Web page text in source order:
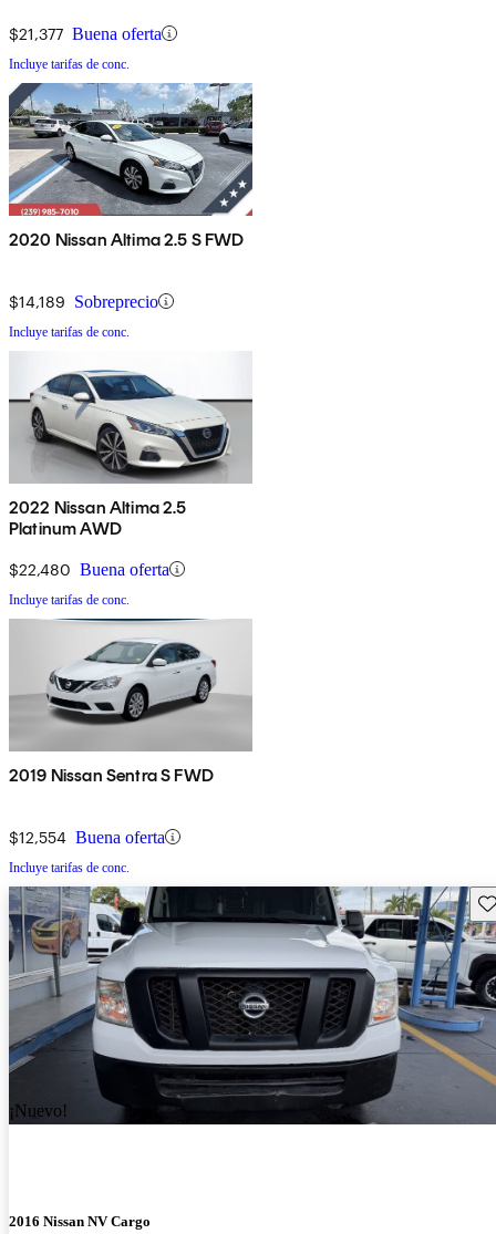
$21,377 Buena oferta
Incluye tarifas de conc.
2020 Nissan Altima 2.5 S FWD
$14,189 Sobreprecio
Incluye tarifas de conc.
2022 Nissan Altima 2.5
Platinum AWD
$22,480 Buena oferta
Incluye tarifas de conc.
2019 Nissan Sentra S FWD
$12,554 Buena oferta
Incluye tarifas de conc.
¡Nuevo!
2016 Nissan NV Cargo